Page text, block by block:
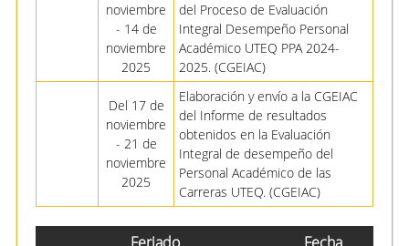
noviembre
- 14 de
noviembre
2025
del Proceso de Evaluación
Integral Desempeño Personal
Académico UTEQ PPA 2024-
2025. (CGEIAC)
Del 17 de
noviembre
- 21 de
noviembre
2025
Elaboración y envío a la CGEIAC
del Informe de resultados
obtenidos en la Evaluación
Integral de desempeño del
Personal Académico de las
Carreras UTEQ. (CGEIAC)